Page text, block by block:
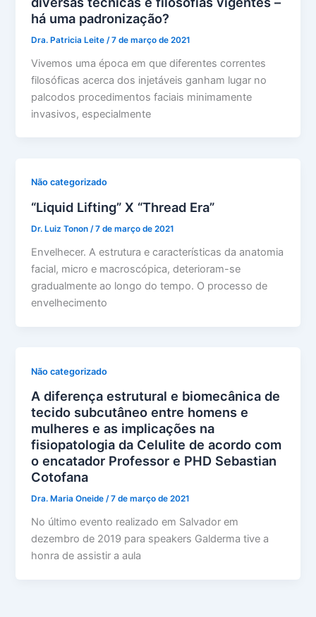
há uma padronização?
Dra. Patricia Leite /7 de março de 2021
Vivemos uma época em que diferentes correntes
filosóficas acerca dos injetáveis ganham lugar no
palcodos procedimentos faciais minimamente
invasivos, especialmente
Não categorizado
“Liquid Lifting” X “Thread Era”
Dr. Luiz Tonon/7 de março de 2021
Envelhecer. A estrutura e características da anatomia
facial, micro e macroscópica, deterioram-se
gradualmente ao longo do tempo. O processo de
envelhecimento
Não categorizado
A diferença estrutural e biomecânica de
tecido subcutâneo entre homens e
mulheres e as implicações na
fisiopatologia da Celulite de acordo com
o encatador Professor e PHD Sebastian
Cotofana
Dra. Maria Oneide/7 de março de 2021
No último evento realizado em Salvador em
dezembro de 2019 para speakers Galderma tive a
honra de assistir a aula